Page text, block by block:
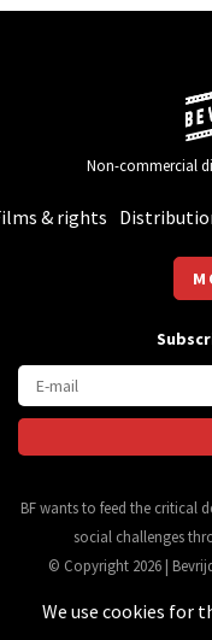
Non-commercial
& rights
BF wants to feed the critical
social challenges
© Copyright 2026 |
Nimbu.
We use cookies for